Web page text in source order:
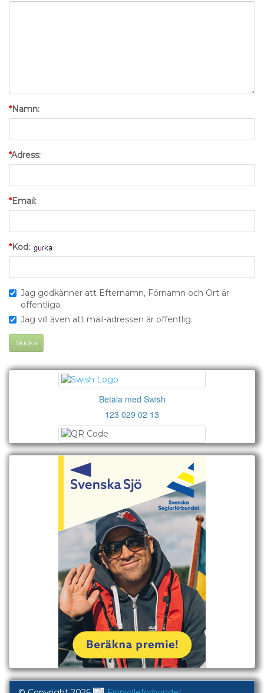
*Namn:
*Adress:
*Email:
*Kod:
Jag godkänner att Efternamn, Förnamn och Ort är
offentliga.
Jag vill även att mail-adressen är offentlig.
Skicka
Betala med Swish
123 029 02 13